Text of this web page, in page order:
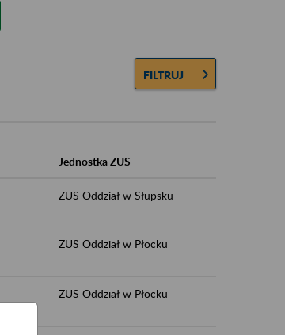
FILTRUJ
Jednostka ZUS
ZUS Oddział w Słupsku
ZUS Oddział w Płocku
ZUS Oddział w Płocku